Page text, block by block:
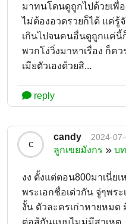
มาทนโดนดูถูกไปด้วยเพื่
ไม่ต้องอวดรวยก็ได้ แค่รู้
เกินไปจนคนอื่นดูถูกแค่นี้
พวกโง่วิ่งมาหาเรื่อง ก็ค
เมียตัวเองด้วยสิ...
reply
c
candy 2024-
ลูกเขยมังกร บ
งง ตั้งแต่ตอน800มาเนี่ย
พระเอกชื่อเด่วกัน จู่ๆพร
งั้น ตัวละครเก่าหายหม
ต่อสู้กันแบบไมม่มีสาเหตุ